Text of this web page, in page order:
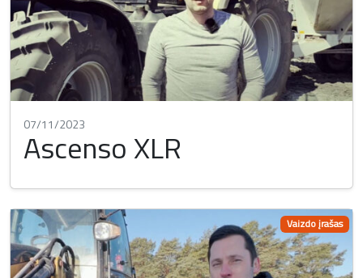
07/11/2023
Ascenso XLR
Vaizdo įrašas